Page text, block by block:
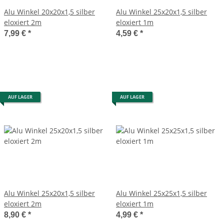
Alu Winkel 20x20x1,5 silber
eloxiert 2m
7,99 € *
Alu Winkel 25x20x1,5 silber
eloxiert 1m
4,59 € *
AUF LAGER
Alu Winkel 25x20x1,5 silber
eloxiert 2m
8,90 € *
AUF LAGER
Alu Winkel 25x25x1,5 silber
eloxiert 1m
4,99 € *